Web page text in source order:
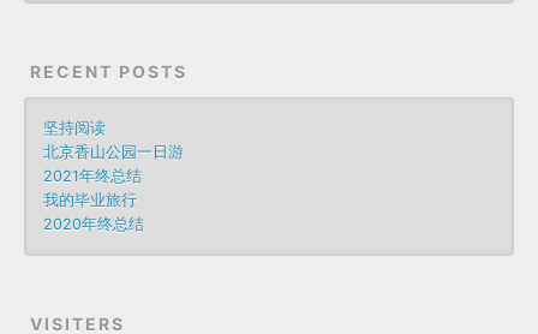
RECENT POSTS
坚持阅读
北京香山公园一日游
2021年终总结
我的毕业旅行
2020年终总结
VISITERS